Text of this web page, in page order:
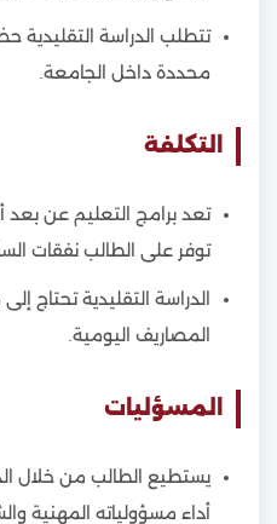
تتطلب الدراسة
محددة داخل الجامعة.
التكلفة
تعد برامج التعليم عن بعد
توفر على الطالب نفقات
الدراسة التقليدية تحتاج
المصاريف اليومية.
المسؤليات
يستطيع الطالب من خلال
أداء مسؤولياته المهنية